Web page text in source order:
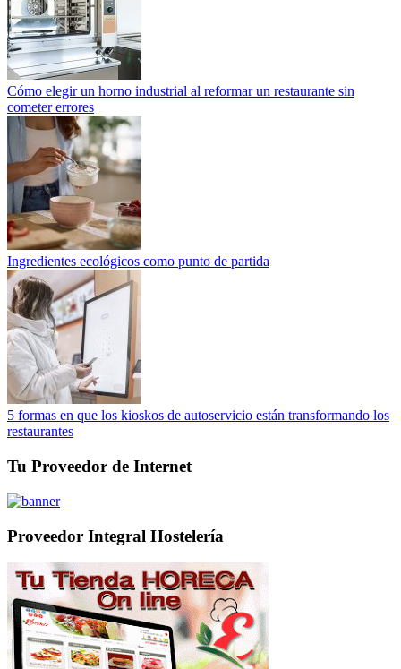
Cómo elegir un horno industrial al reformar un restaurante sin
cometer errores
Ingredientes ecológicos como punto de partida
5 formas en que los kioskos de autoservicio están transformando los
restaurantes
Tu Proveedor de Internet
Proveedor Integral Hostelería